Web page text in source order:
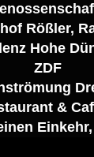
Rößler,
Hohe
ZDF
&